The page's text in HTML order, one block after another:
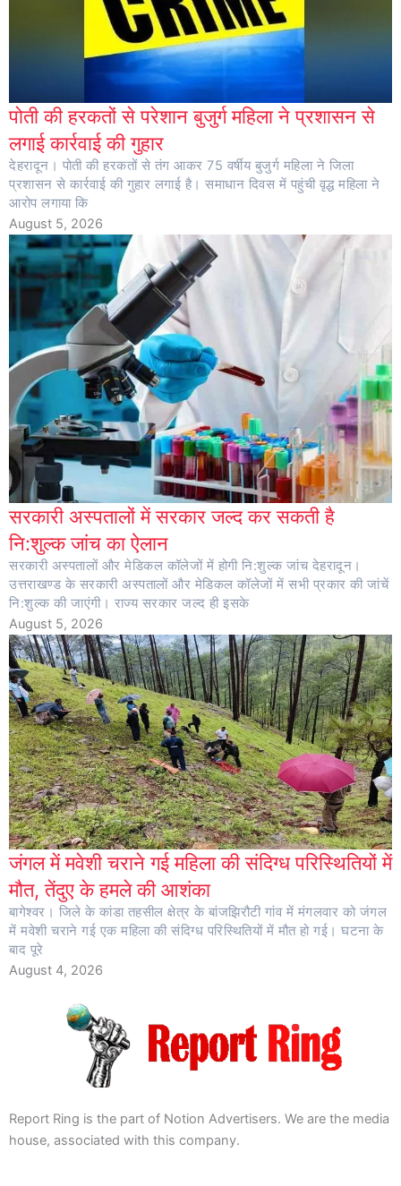
पोती की हरकतों से परेशान बुजुर्ग महिला ने प्रशासन से
लगाई कार्रवाई की गुहार
देहरादून। पोती की हरकतों से तंग आकर 75 वर्षीय बुजुर्ग महिला ने जिला
प्रशासन से कार्रवाई की गुहार लगाई है। समाधान दिवस में पहुंची वृद्ध महिला ने
आरोप लगाया कि
August 5, 2026
सरकारी अस्पतालों में सरकार जल्द कर सकती है
नि:शुल्क जांच का ऐलान
सरकारी अस्पतालों और मेडिकल कॉलेजों में होगी नि:शुल्क जांच देहरादून।
उत्तराखण्ड के सरकारी अस्पतालों और मेडिकल कॉलेजों में सभी प्रकार की जांचें
नि:शुल्क की जाएंगी। राज्य सरकार जल्द ही इसके
August 5, 2026
जंगल में मवेशी चराने गई महिला की संदिग्ध परिस्थितियों में
मौत, तेंदुए के हमले की आशंका
बागेश्वर। जिले के कांडा तहसील क्षेत्र के बांजझिरौटी गांव में मंगलवार को जंगल
में मवेशी चराने गई एक महिला की संदिग्ध परिस्थितियों में मौत हो गई। घटना के
बाद पूरे
August 4, 2026
Report Ring is the part of Notion Advertisers. We are the media
house, associated with this company.